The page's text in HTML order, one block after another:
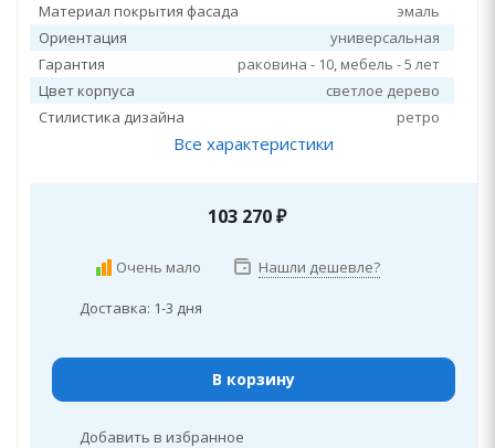
Материал покрытия фасада
эмаль
Ориентация
универсальная
Гарантия
раковина - 10, мебель - 5 лет
Цвет корпуса
светлое дерево
Стилистика дизайна
ретро
Все характеристики
103 270₽
Очень мало Нашли дешевле?
Доставка: 1-3 дня
В корзину
Добавить в избранное